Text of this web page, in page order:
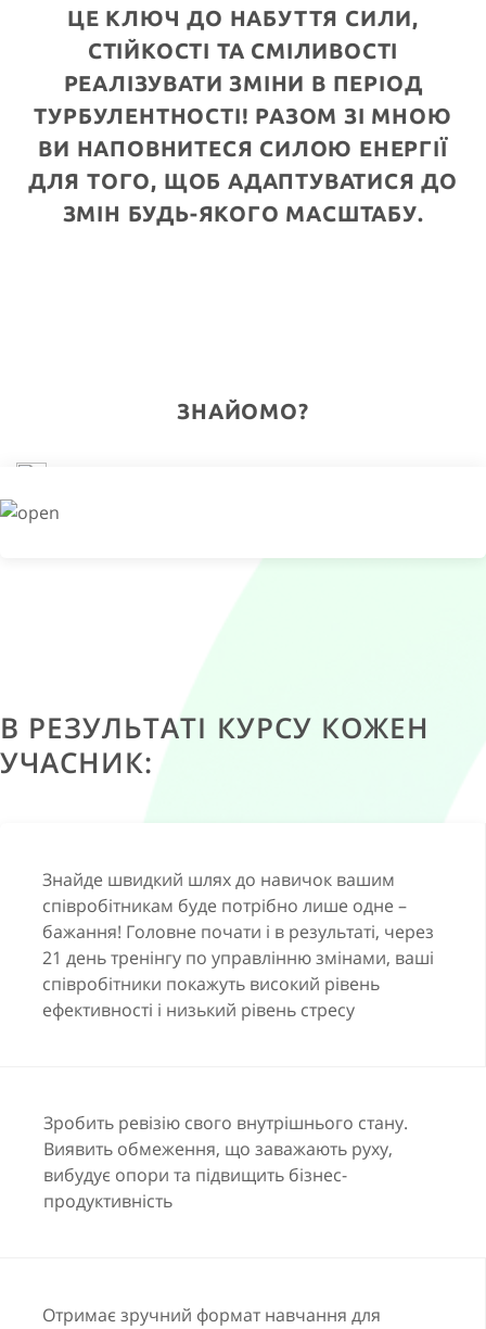
ЦЕ КЛЮЧ ДО НАБУТТЯ СИЛИ,
СТІЙКОСТІ ТА СМІЛИВОСТІ
РЕАЛІЗУВАТИ ЗМІНИ В ПЕРІОД
ТУРБУЛЕНТНОСТІ! РАЗОМ ЗІ МНОЮ
ВИ НАПОВНИТЕСЯ СИЛОЮ ЕНЕРГІЇ
ДЛЯ ТОГО, ЩОБ АДАПТУВАТИСЯ ДО
ЗМІН БУДЬ-ЯКОГО МАСШТАБУ.
ЗНАЙОМО?
"токсичним"
Втрачена концентрація
Замість рішучості до дії, в очах співробітників
Бізнес усвідомив зміни
А співробітники все ще діють виходячи зі старих
стратегій та звичних для себе патернів.
Старі методи управління
Бажані результати перестали бути досяжні звичними
Підвищена тривожність, збільшення кількості
завдань поряд із невмінням швидко адаптуватися
призвело до відсутності часу на рефлексію та
висновки.
В РЕЗУЛЬТАТІ КУРСУ КОЖЕН
УЧАСНИК:
Знайде швидкий шлях до навичок вашим
співробітникам буде потрібно лише одне –
бажання! Головне почати і в результаті, через
21 день тренінгу по управлінню змінами, ваші
співробітники покажуть високий рівень
ефективності і низький рівень стресу
Зробить ревізію свого внутрішнього стану.
Виявить обмеження, що заважають руху,
вибудує опори та підвищить бізнес-
продуктивність
Отримає зручний формат навчання для